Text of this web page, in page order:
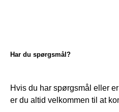
Har du spørgsmål?
Hvis du har spørgsmål eller
er du altid velkommen til at